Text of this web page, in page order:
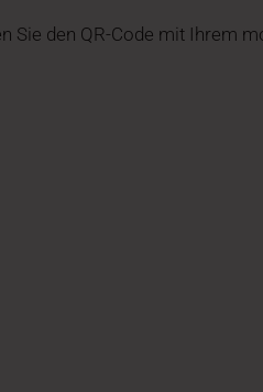
Sie den QR-Code mit Ihrem